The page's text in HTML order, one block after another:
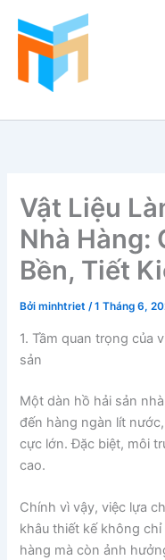
Vật Liệu
Nhà Hàng:
Bền, Tiết
Bởiminhtriet/1 Tháng 6,
1. Tầm quan trọng của
sản
Một dàn hồ hải sản
đến hàng ngàn lít
cực lớn. Đặc biệt, môi
cao.
Chính vì vậy, việc lựa
khâu thiết kế không
hàng mà còn ảnh